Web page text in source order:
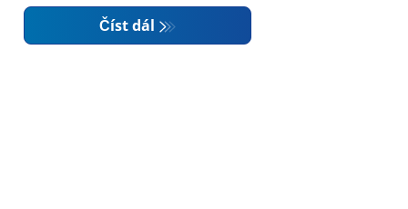
Číst dál